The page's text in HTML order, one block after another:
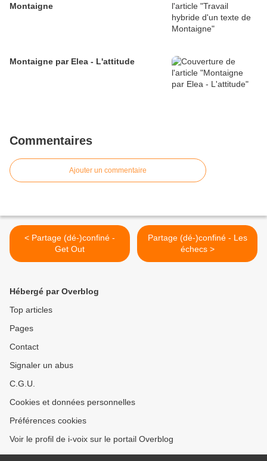
Montaigne
Montaigne par Elea - L'attitude
Commentaires
Ajouter un commentaire
< Partage (dé-)confiné -
Get Out
Partage (dé-)confiné - Les
échecs >
Hébergé par Overblog
Top articles
Pages
Contact
Signaler un abus
C.G.U.
Cookies et données personnelles
Préférences cookies
Voir le profil de i-voix sur le portail Overblog